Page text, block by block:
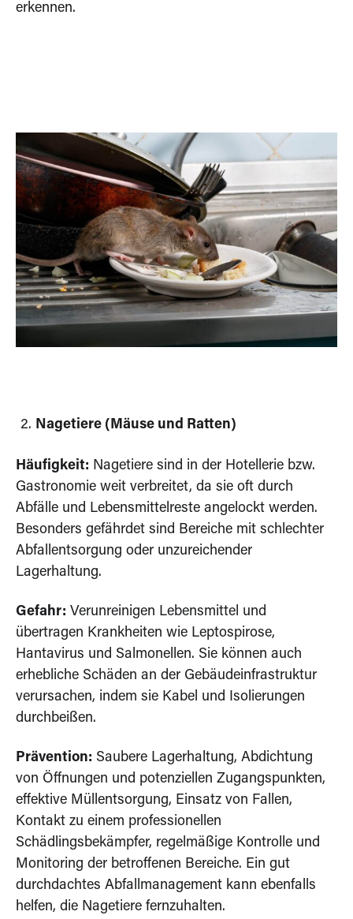
erkennen.
Nagetiere (Mäuse und Ratten)
Häufigkeit: Nagetiere sind in der Hotellerie bzw.
Gastronomie weit verbreitet, da sie oft durch
Abfälle und Lebensmittelreste angelockt werden.
Besonders gefährdet sind Bereiche mit schlechter
Abfallentsorgung oder unzureichender
Lagerhaltung.
Gefahr: Verunreinigen Lebensmittel und
übertragen Krankheiten wie Leptospirose,
Hantavirus und Salmonellen. Sie können auch
erhebliche Schäden an der Gebäudeinfrastruktur
verursachen, indem sie Kabel und Isolierungen
durchbeißen.
Prävention: Saubere Lagerhaltung, Abdichtung
von Öffnungen und potenziellen Zugangspunkten,
effektive Müllentsorgung, Einsatz von Fallen,
Kontakt zu einem professionellen
Schädlingsbekämpfer, regelmäßige Kontrolle und
Monitoring der betroffenen Bereiche. Ein gut
durchdachtes Abfallmanagement kann ebenfalls
helfen, die Nagetiere fernzuhalten.